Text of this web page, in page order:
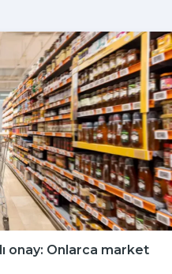
onay: Onlarca market